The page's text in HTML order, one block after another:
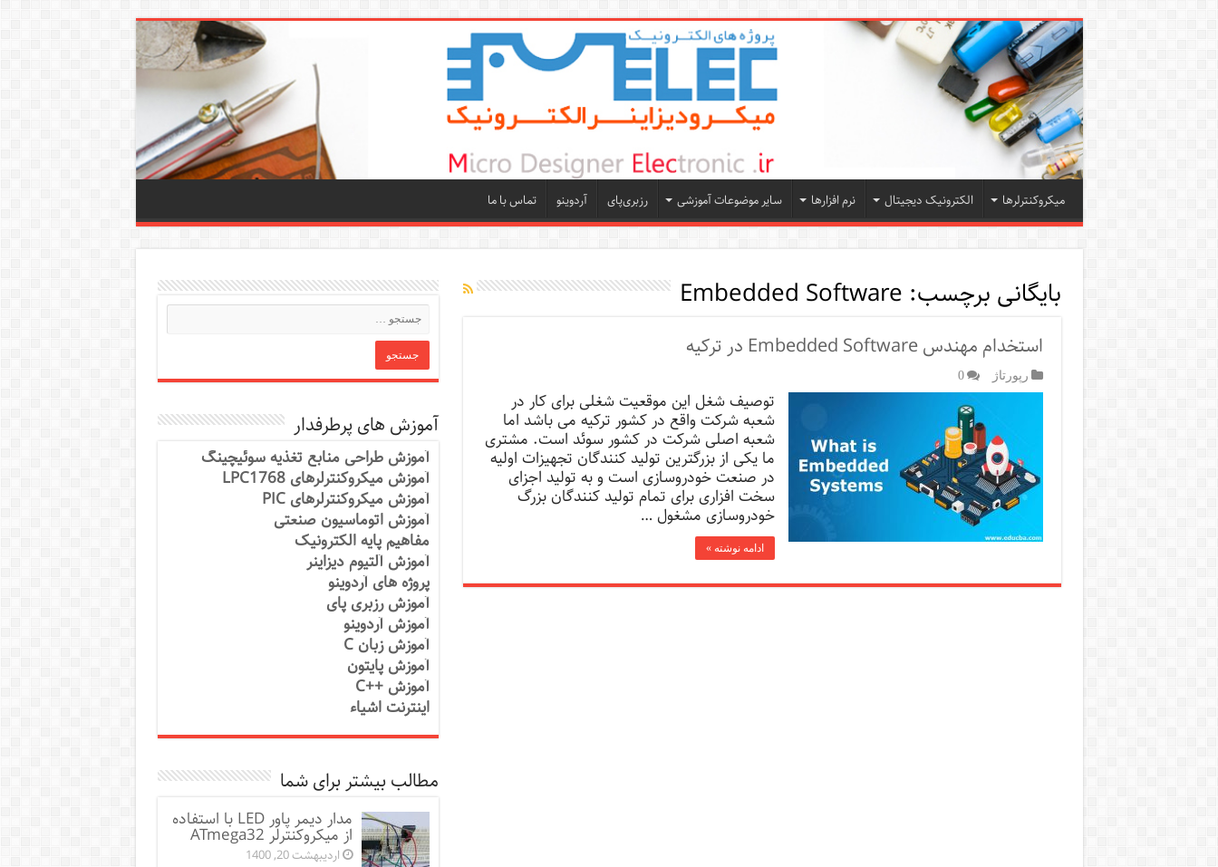
میکروکنترلرها الکترونیک دیجیتال نرم افزارها سایر موضوعات آموزشی رزبری‌پای آردوینو تماس با ما
بایگانی برچسب: Embedded Software
استخدام مهندس Embedded Software در ترکیه
رپورتاژ‌ 0
توصیف شغل این موقعیت شغلی برای کار در
شعبه شرکت واقع در کشور ترکیه می باشد اما
شعبه اصلی شرکت در کشور سوئد است. مشتری
ما یکی از بزرگترین تولید کنندگان تجهیزات اولیه
در صنعت خودروسازی است و به تولید اجزای
سخت افزاری برای تمام تولید کنندگان بزرگ
خودروسازی مشغول …
ادامه نوشته »
آموزش های پرطرفدار
آموزش طراحی منابع تغذیه سوئیچینگ
آموزش میکروکنترلرهای LPC1768
آموزش میکروکنترلرهای PIC
آموزش اتوماسیون صنعتی
مفاهیم پایه الکترونیک
آموزش آلتیوم دیزاینر
پروژه های آردوینو
آموزش رزبری پای
آموزش آردوینو
آموزش زبان C
آموزش پایتون
آموزش ++C
اینترنت اشیاء
مطالب بیشتر برای شما
مدار دیمر پاور LED با استفاده
از میکروکنترلر ATmega32
اردیبهشت 20, 1400